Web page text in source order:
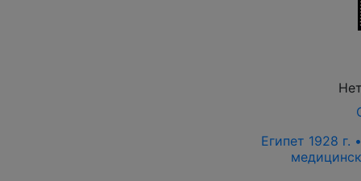
Египет 1928 г.